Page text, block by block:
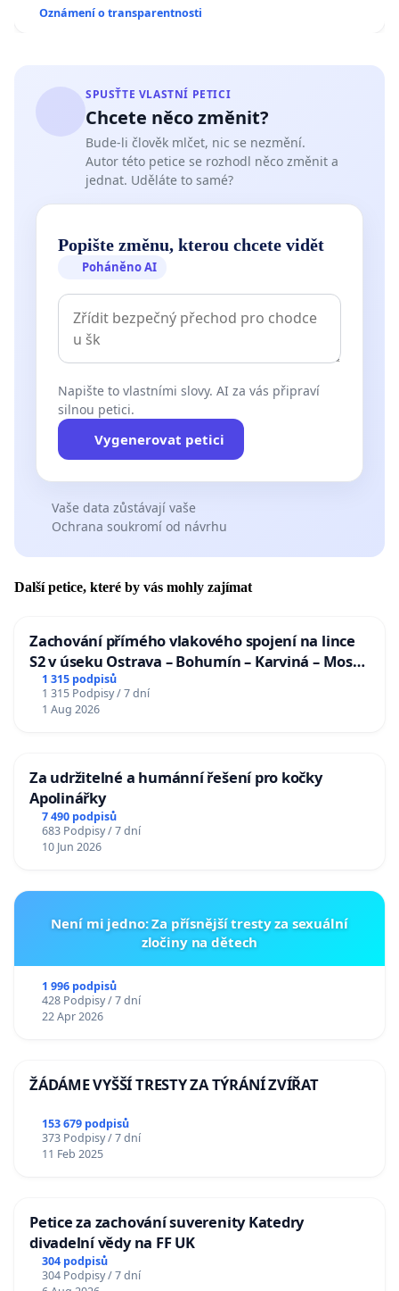
Oznámení o transparentnosti
SPUSŤTE VLASTNÍ PETICI
Chcete něco změnit?
Bude-li člověk mlčet, nic se nezmění.
Autor této petice se rozhodl něco změnit a
jednat. Uděláte to samé?
Popište změnu, kterou chcete vidět
Poháněno AI
Napište to vlastními slovy. AI za vás připraví
silnou petici.
Vygenerovat petici
Vaše data zůstávají vaše
Ochrana soukromí od návrhu
Další petice, které by vás mohly zajímat
Zachování přímého vlakového spojení na lince
S2 v úseku Ostrava – Bohumín – Karviná – Mosty
u Jablunkova
1 315 podpisů
1 315 Podpisy / 7 dní
1 Aug 2026
Za udržitelné a humánní řešení pro kočky
Apolinářky
7 490 podpisů
683 Podpisy / 7 dní
10 Jun 2026
Není mi jedno: Za přísnější tresty za sexuální
zločiny na dětech
1 996 podpisů
428 Podpisy / 7 dní
22 Apr 2026
ŽÁDÁME VYŠŠÍ TRESTY ZA TÝRÁNÍ ZVÍŘAT
153 679 podpisů
373 Podpisy / 7 dní
11 Feb 2025
Petice za zachování suverenity Katedry
divadelní vědy na FF UK
304 podpisů
304 Podpisy / 7 dní